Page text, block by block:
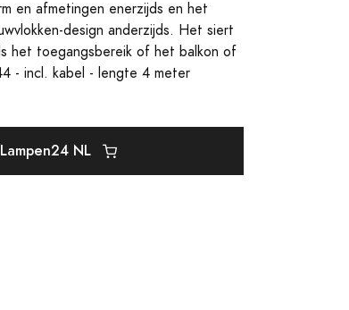
en afmetingen enerzijds en het
design anderzijds. Het siert
het toegangsbereik of het balkon of
- incl. kabel - lengte 4 meter
NL